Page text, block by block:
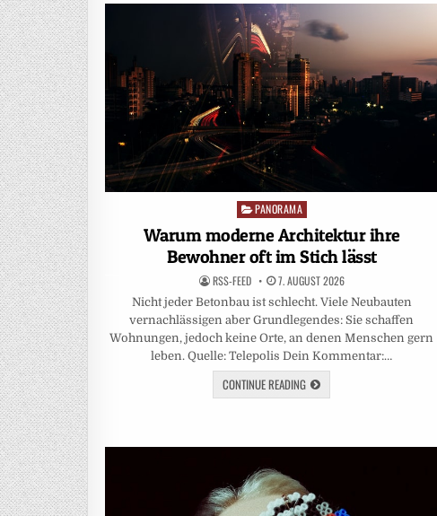
Posted
in
PANORAMA
Warum moderne Architektur ihre
Bewohner oft im Stich lässt
RSS-FEED 7. AUGUST 2026
Nicht jeder Betonbau ist schlecht. Viele Neubauten
vernachlässigen aber Grundlegendes: Sie schaffen
Wohnungen, jedoch keine Orte, an denen Menschen gern
leben. Quelle: Telepolis Dein Kommentar:…
CONTINUE READING